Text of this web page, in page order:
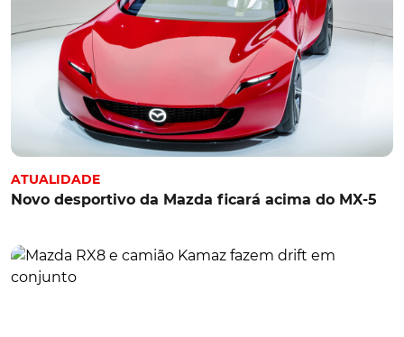
Técnica
Testes
ATUALIDADE
Novo desportivo da Mazda ficará acima do MX-5